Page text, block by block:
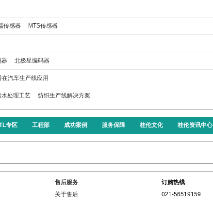
传感器 MTS传感器
器 北极星编码器
在汽车生产线应用
水处理工艺 纺织生产线解决方案
专区 工程部 成功案例 服务保障 桂伦文化 桂伦资讯中心
售后服务
关于售后
订购热线
021-56519159